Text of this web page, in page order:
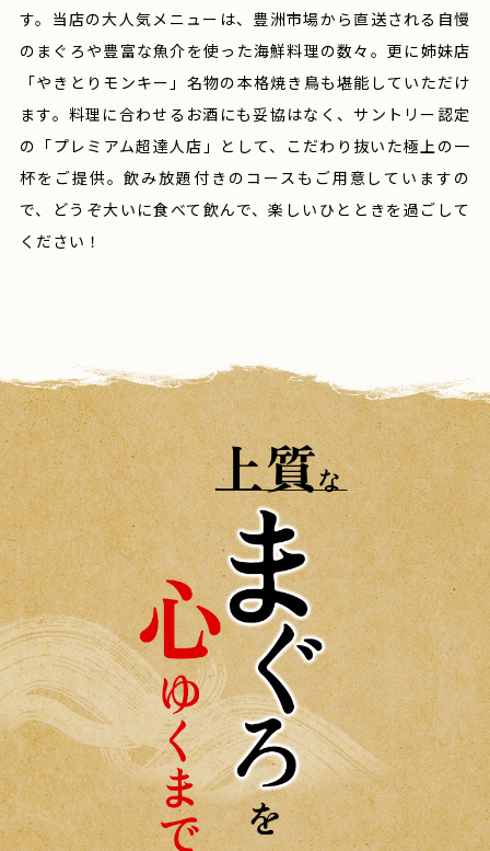
す。 当店の大人気メニューは、豊洲市場から直送される自慢
のまぐろや豊富な魚介を使った海鮮料理の数々。 更に姉妹店
「やきとりモンキー」名物の本格焼き鳥も堪能していただけ
ます。 料理に合わせるお酒にも妥協はなく、サントリー認定
の 「プレミアム超達人店」として、こだわり抜いた極上の一
杯をご提供。飲み放題付きのコースもご用意していますの
で、
どうぞ大いに食べて飲んで、楽しいひとときを過ごして
ください！